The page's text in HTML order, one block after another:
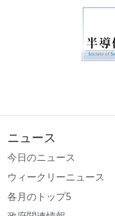
ニュース
今日のニュース
ウィークリーニュース
各月のトップ5